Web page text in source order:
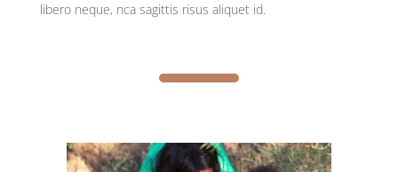
libero neque, nca sagittis risus aliquet id.